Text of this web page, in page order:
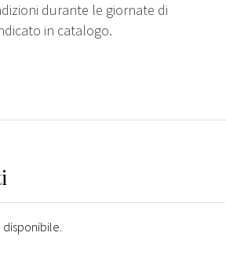
durante le giornate di
in catalogo.
disponibile.